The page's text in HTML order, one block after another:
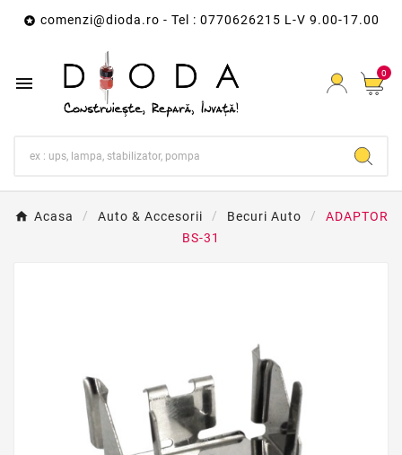
 comenzi@dioda.ro - Tel : 0770626215 L-V 9.00-17.00
 0
Acasa Auto & Accesorii Becuri Auto
ADAPTOR
BS-31